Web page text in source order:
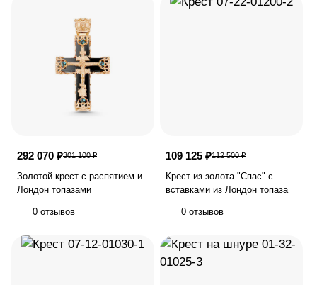
292 070 ₽301 100 ₽
Золотой крест с распятием и
Лондон топазами
0 отзывов
109 125 ₽112 500 ₽
Крест из золота "Спас" с
вставками из Лондон топаза
0 отзывов